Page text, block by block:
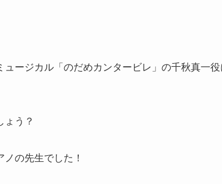
ージカル「のだめカンタービレ」の千秋真一役
ょう？
の先生でした！